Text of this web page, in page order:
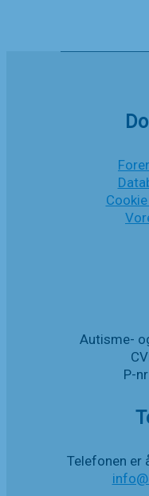
hjemtage
Autisme-
P-
Telefonen er